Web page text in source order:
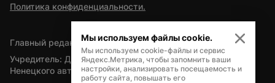
Политика конфиденциальности.
Главный редактор — А.Л. Поздеев
Учредитель: Департамент внутренней политики Ямало-
Ненецкого автономного округа
Мы используем файлы cookie.
Мы используем cookie-файлы и сервис
Яндекс.Метрика, чтобы запомнить ваши
настройки, анализировать посещаемость и
работу сайта, повышать его